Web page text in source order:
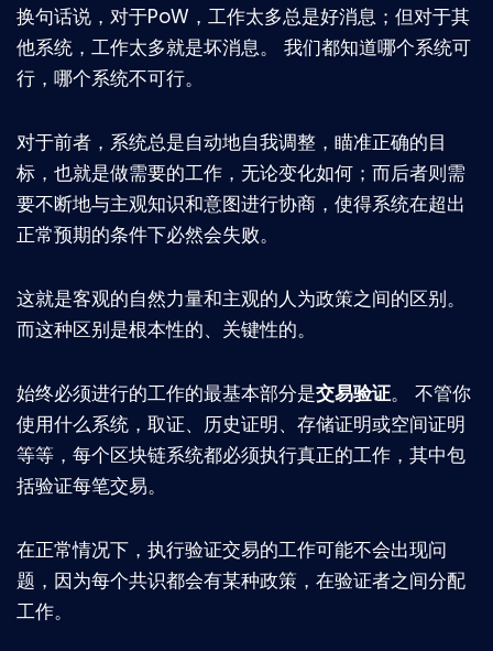
换句话说，对于PoW，工作太多总是好消息；但对于其
他系统，工作太多就是坏消息。 我们都知道哪个系统可
行，哪个系统不可行。
对于前者，系统总是自动地自我调整，瞄准正确的目
标，也就是做需要的工作，无论变化如何；而后者则需
要不断地与主观知识和意图进行协商，使得系统在超出
正常预期的条件下必然会失败。
这就是客观的自然力量和主观的人为政策之间的区别。
而这种区别是根本性的、关键性的。
始终必须进行的工作的最基本部分是交易验证。 不管你
使用什么系统，取证、历史证明、存储证明或空间证明
等等，每个区块链系统都必须执行真正的工作，其中包
括验证每笔交易。
在正常情况下，执行验证交易的工作可能不会出现问
题，因为每个共识都会有某种政策，在验证者之间分配
工作。